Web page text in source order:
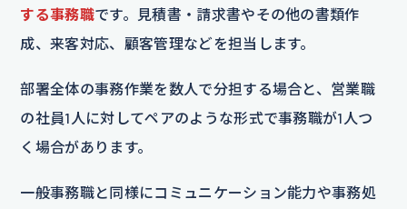
する事務職です。見積書・請求書やその他の書類作
成、来客対応、顧客管理などを担当します。
部署全体の事務作業を数人で分担する場合と、営業職
の社員1人に対してペアのような形式で事務職が1人つ
く場合があります。
一般事務職と同様にコミュニケーション能力や事務処